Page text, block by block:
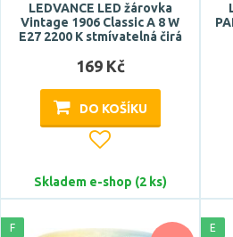
Zobrazit
bluetooth
dálkové ovládání
do lednice
flash efekt
Zobrazit více
LEDVANCE LED žárovka
Vintage 1906 Classic A 8 W
E27 2200 K stmívatelná čirá
169 Kč
DO KOŠÍKU
Skladem e-shop (2 ks)
F E